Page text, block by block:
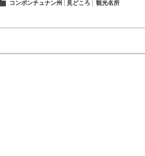
コンポンチュナン州 見どころ 観光名所